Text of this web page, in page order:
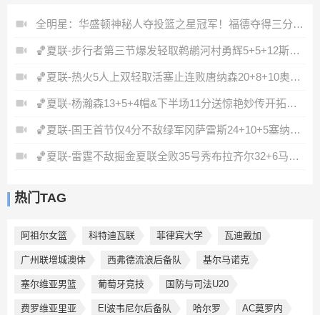
全明星：华盛顿神秘人夺投篮之星冠军！福德夺得三分大赛冠军！
🏀夏联-步行者第三节爆发轻取鹈鹕河村勇辉5+5+12斯劳森22分
🏀夏联-热火5人上双轻取活塞止连败唐纳森20+8+10奥科里27分
🏀夏联-杨瀚森13+5+4帽&下半场11分送惊艳妙传开拓者力克掘金
🏀夏联-国王首节仅4分不敌绿军冈萨雷斯24+10+5塞纳克10+12
🏀夏联-雷霆不敌掘金夏联全败35号秀布拉齐尔32+6马拉14+7+6
热门TAG
阿祖尔女篮 科特迪瓦联 菲律宾大学 瓦迪戴加
广州联增城澳体 西弗德流浪后备队 基尔马诺克
塞尔维亚男篮 葡萄牙竞技 国防与司法U20
费罗维亚里亚 El波韦尼尔后备队 哈尔罗 AC莫罗内